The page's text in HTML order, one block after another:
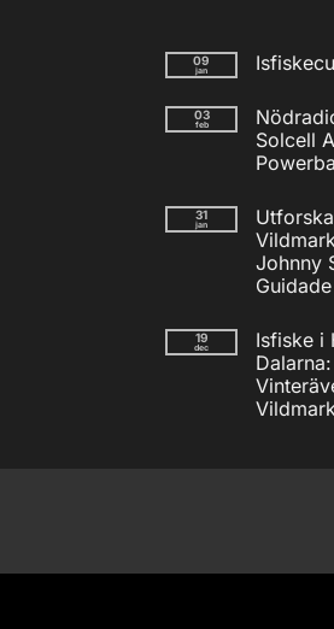
09
jan
till
Isfiskecup
2025
03
feb
Solcell
till
Nödradio
Vev
/
Solcell
AM/FM
inkl
USB
31
jan
Johnny
till
Utforska
Siljans
Vildmark
med
Johnny
19
dec
Isfiske i